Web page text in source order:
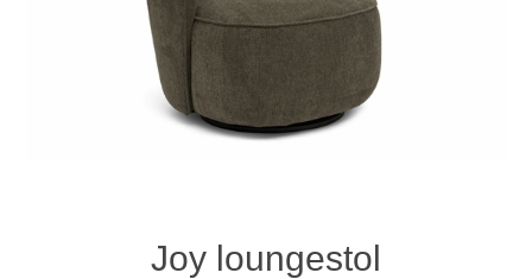
Joy loungestol